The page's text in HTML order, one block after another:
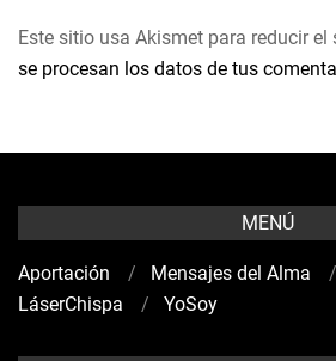
Este sitio usa Akismet para reducir el
se procesan los datos de tus
MENÚ
Aportación Mensajes del Alma
LáserChispa
YoSoy